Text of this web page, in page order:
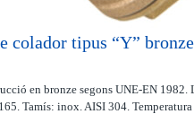
colador tipus “Y” bronze
en bronze segons UNE-EN 1982.
Tamís: inox. AISI 304.